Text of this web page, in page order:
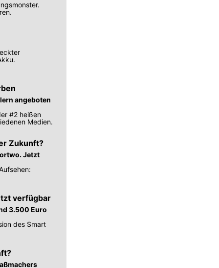
angeboten
#2 heißen
Medien.
Zukunft?
Jetzt
verfügbar
3.500 Euro
des Smart